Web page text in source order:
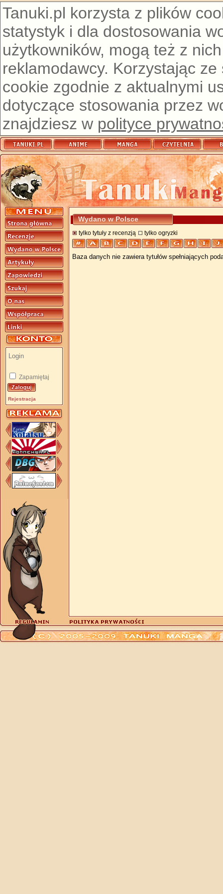
Tanuki.pl korzysta z plików
statystyk i dla dostosowania
użytkowników, mogą też z
reklamodawcy. Korzystając
cookie zgodnie z aktualnymi
dotyczące stosowania przez
znajdziesz w polityce
Zapamiętaj
Rejestracja
Wydano w Polsce
tylko tytuły z recenzją tylko ogryzki
Baza danych nie zawiera tytułów spełniających